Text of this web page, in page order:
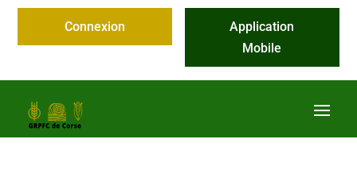
Connexion
Application
Mobile